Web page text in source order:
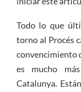
Todo lo que
torno al Procés
convencimiento
es mucho
Catalunya.